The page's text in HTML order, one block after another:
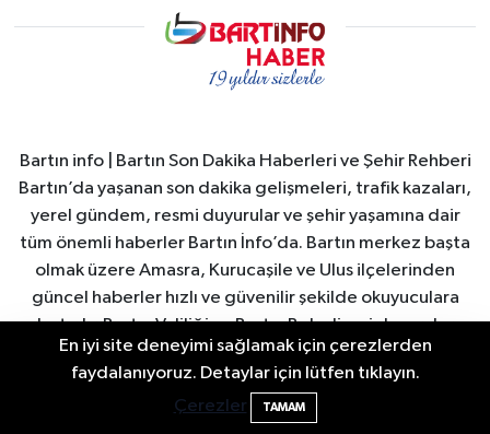
Bartın info | Bartın Son Dakika Haberleri ve Şehir Rehberi
Bartın’da yaşanan son dakika gelişmeleri, trafik kazaları,
yerel gündem, resmi duyurular ve şehir yaşamına dair
tüm önemli haberler Bartın İnfo’da. Bartın merkez başta
olmak üzere Amasra, Kurucaşile ve Ulus ilçelerinden
güncel haberler hızlı ve güvenilir şekilde okuyuculara
ulaştırılır. Bartın Valiliği ve Bartın Belediyesi duyuruları,
şehirdeki sosyal yaşam, turizm gelişmeleri, ekonomi ve
spor haberleri anlık olarak yayınlanır. Ayrıca Bartın
nöbetçi eczaneler, hava durumu, namaz vakitleri ve
En iyi site deneyimi sağlamak için çerezlerden
faydalanıyoruz. Detaylar için lütfen tıklayın.
Çerezler
TAMAM
Bartın'da Şafak Operasyonu: 5 Gözaltı, 4
Şüpheli Aranıyor